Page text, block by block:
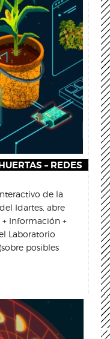
– REDES
de la
Idartes, abre
+ Información +
Laboratorio
posibles